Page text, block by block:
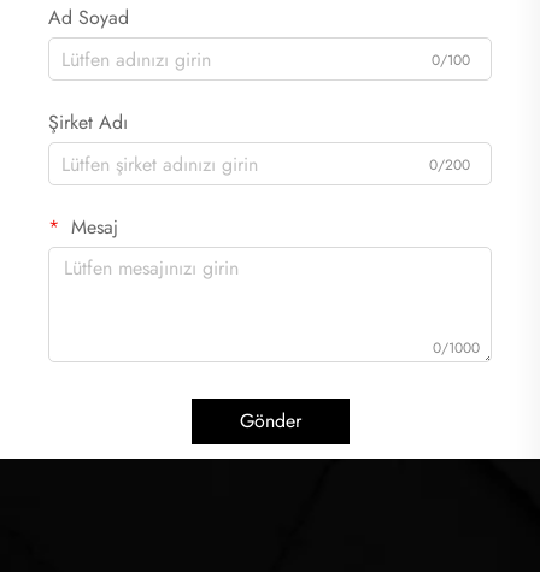
Ad Soyad
0/100
Şirket Adı
0/200
Mesaj
0/1000
Gönder